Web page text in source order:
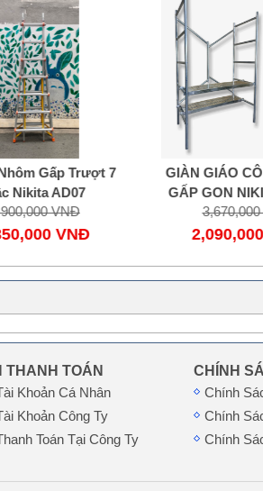
Trượt 7
VNĐ
GIÀN GIÁO CÔNG
GẤP GỌN NIKITA
3,670,000 VNĐ
2,090,000 VNĐ
THANH TOÁN
Khoản Cá Nhân
Khoản Công Ty
Toán Tại Công Ty
CHÍNH
Chính
Chính
Chính